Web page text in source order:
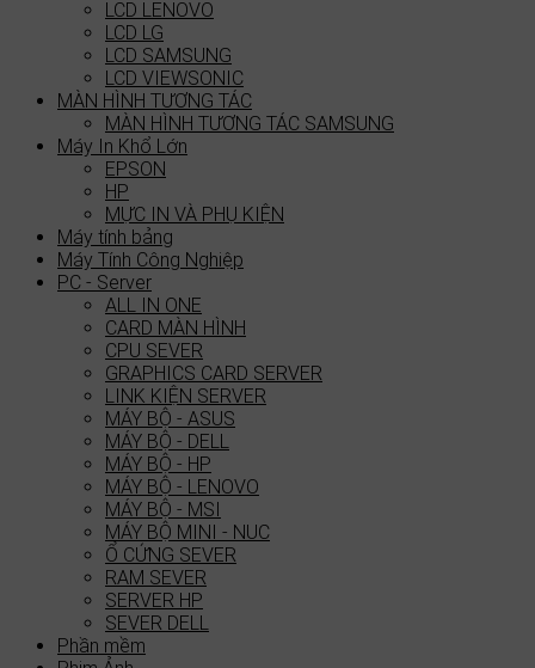
LCD LENOVO
LCD LG
LCD SAMSUNG
LCD VIEWSONIC
MÀN HÌNH TƯƠNG TÁC
MÀN HÌNH TƯƠNG TÁC SAMSUNG
Máy In Khổ Lớn
EPSON
HP
MỰC IN VÀ PHỤ KIỆN
Máy tính bảng
Máy Tính Công Nghiệp
PC - Server
ALL IN ONE
CARD MÀN HÌNH
CPU SEVER
GRAPHICS CARD SERVER
LINK KIỆN SERVER
MÁY BỘ - ASUS
MÁY BỘ - DELL
MÁY BỘ - HP
MÁY BỘ - LENOVO
MÁY BỘ - MSI
MÁY BỘ MINI - NUC
Ổ CỨNG SEVER
RAM SEVER
SERVER HP
SEVER DELL
Phần mềm